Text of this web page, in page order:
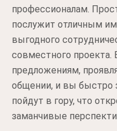
профессионалам.
послужит отличным
выгодного
совместного
предложениям,
общении, и вы быстро
пойдут в гору, что
заманчивые